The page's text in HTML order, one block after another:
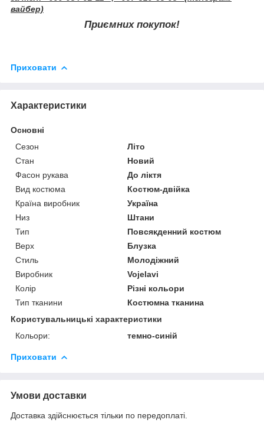
вайбер)
Приємних покупок!
Приховати
Характеристики
Основні
Сезон
Літо
Стан
Новий
Фасон рукава
До ліктя
Вид костюма
Костюм-двійка
Країна виробник
Україна
Низ
Штани
Тип
Повсякденний костюм
Верх
Блузка
Стиль
Молодіжний
Виробник
Vojelavi
Колір
Різні кольори
Тип тканини
Костюмна тканина
Користувальницькі характеристики
Кольори:
темно-синій
Приховати
Умови доставки
Доставка здійснюється тільки по передоплаті.